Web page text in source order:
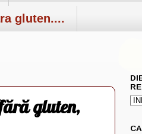
gluten....
gluten,